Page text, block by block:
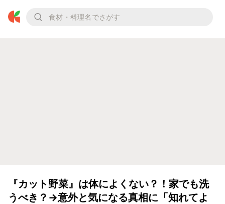
『カット野菜』は体によくない？！家でも洗
うべき？→意外と気になる真相に「知れてよ